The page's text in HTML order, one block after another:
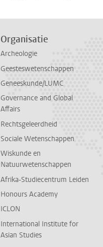
Organisatie
Archeologie
Geesteswetenschappen
Geneeskunde/LUMC
Governance and Global
Affairs
Rechtsgeleerdheid
Sociale Wetenschappen
Wiskunde en
Natuurwetenschappen
Afrika-Studiecentrum Leiden
Honours Academy
ICLON
International Institute for
Asian Studies